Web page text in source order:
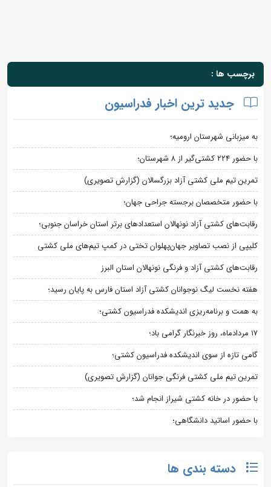
برچسب ها :
جدید ترین اخبار فدراسیون
به میزبانی شهرستان ارومیه؛
با حضور ۲۲۴ کشتی‌گیر از ۸ شهرستان؛
تمرین تیم ملی کشتی آزاد بزرگسالان (گزارش تصویری)
با حضور متخصصان برجسته جراحی جهان؛
رقابت‌های کشتی آزاد نونهالان استعدادهای برتر استان خراسان جنوبی؛
کلیپی از نصب تصاویر جهان‌پهلوان تختی در کمپ تیم‌های ملی کشتی
رقابت‌های کشتی آزاد و فرنگی نونهالان استان البرز
هفته نخست لیگ نوجوانان کشتی آزاد استان فارس به پایان رسید؛
به همت و برنامه‌ریزی اندیشکده فدراسیون کشتی؛
۱۷ مردادماه، روز خبرنگار گرامی باد؛
گامی تازه از سوی اندیشکده فدراسیون کشتی؛
تمرین تیم ملی کشتی فرنگی جوانان (گزارش تصویری)
با حضور در خانه کشتی شیراز انجام شد؛
با حضور اساتید دانشگاهی؛
دسته بندی ها